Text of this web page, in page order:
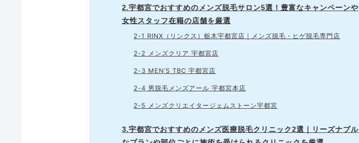
2.宇都宮でおすすめのメンズ脱毛サロン5選！豊富なキャンペーンや
女性スタッフ在籍の店舗を厳選
2-1 RINX（リンクス）栃木宇都宮店｜メンズ脱毛・ヒゲ脱毛専門店
2-2 メンズクリア 宇都宮店
2-3 MEN’S TBC 宇都宮店
2-4 男脱毛メンズアール 宇都宮本店
2-5 メンズクリエイタージェムストーン宇都宮
3.宇都宮でおすすめのメンズ医療脱毛クリニック2選｜リーズナブル